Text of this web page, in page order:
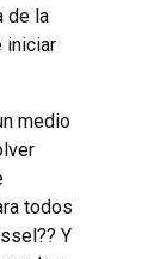
de la
iniciar
medio
todos
Y